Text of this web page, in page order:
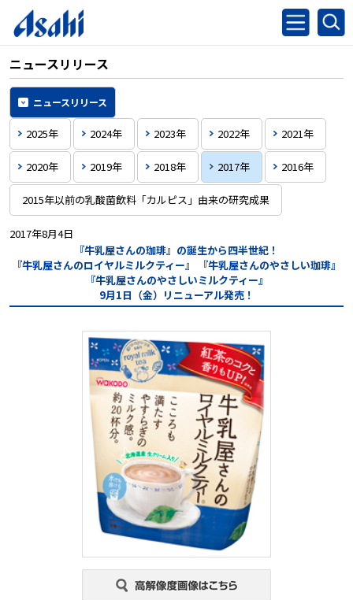
ニュースリリース
ニュースリリース
2025年 2024年 2023年 2022年 2021年
2020年 2019年 2018年 2017年 2016年
2015年以前の乳酸菌飲料「カルピス」由来の研究成果
2017年8月4日
『牛乳屋さんの珈琲』の誕生から四半世紀！
『牛乳屋さんのロイヤルミルクティー』
『牛乳屋さんのやさしい珈琲』
『牛乳屋さんのやさしいミルクティー』
9月1日（金）リニューアル発売！